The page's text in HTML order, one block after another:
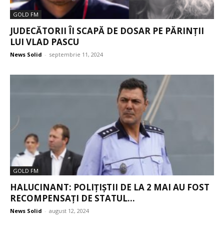
GOLD FM
JUDECĂTORII ÎI SCAPĂ DE DOSAR PE PĂRINȚII
LUI VLAD PASCU
News Solid - septembrie 11, 2024
GOLD FM
HALUCINANT: POLIȚIȘTII DE LA 2 MAI AU FOST
RECOMPENSAȚI DE STATUL...
News Solid - august 12, 2024